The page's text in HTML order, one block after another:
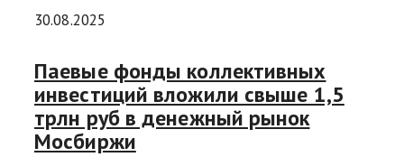
30.08.2025
Паевые фонды коллективных
инвестиций вложили свыше 1,5
трлн руб в денежный рынок
Мосбиржи